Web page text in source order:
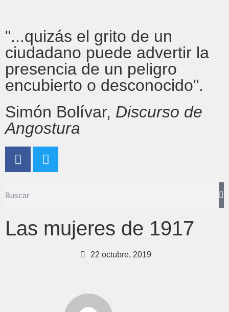
"...quizás el grito de un
ciudadano puede advertir la
presencia de un peligro
encubierto o desconocido".
Simón Bolívar, Discurso de
Angostura
Las mujeres de 1917
22 octubre, 2019